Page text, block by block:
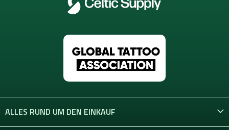
ALLES RUND UM DEN EINKAUF